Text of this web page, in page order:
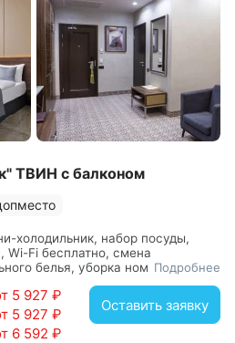
ТВИН с балконом
холодильник, набор посуды,
Wi-Fi бесплатно, смена
белья, уборка номера, услуги
тумбочки, стол, стулья, шкаф,
фен
Подробнее
5 927 ₽
5 927 ₽
6 592 ₽
Оставить заявку